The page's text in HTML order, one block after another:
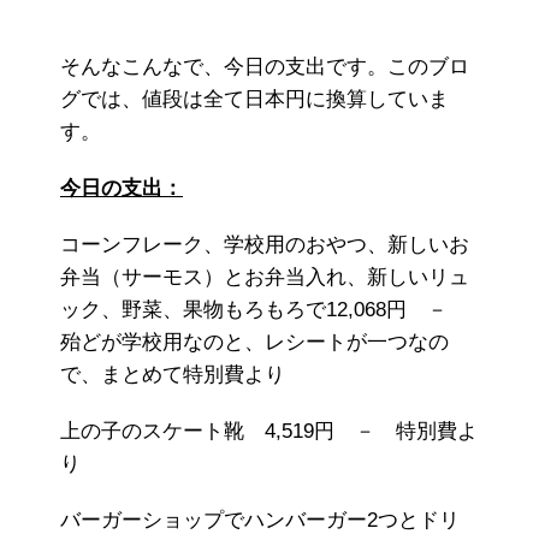
そんなこんなで、今日の支出です。このブロ
グでは、値段は全て日本円に換算していま
す。
今日の支出：
コーンフレーク、学校用のおやつ、新しいお
弁当（サーモス）とお弁当入れ、新しいリュ
ック、野菜、果物もろもろで12,068円 －
殆どが学校用なのと、レシートが一つなの
で、まとめて特別費より
上の子のスケート靴 4,519円 － 特別費よ
り
バーガーショップでハンバーガー2つとドリ